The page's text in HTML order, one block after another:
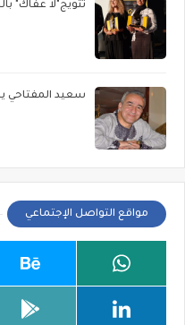
تتويج"لا عفاك"
سعيد المفتاحي
مواقع التواصل الإجتماعي